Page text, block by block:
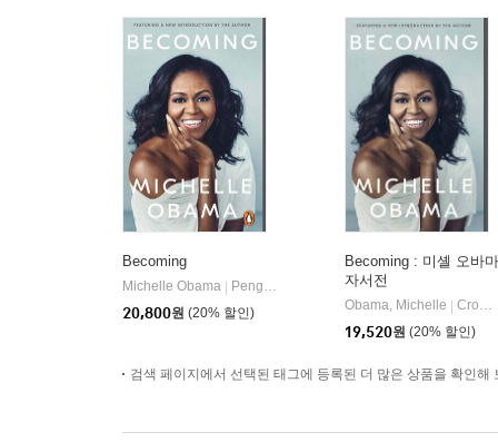
Becoming
Michelle Obama
Penguin Books
20,800원 (20% 할인)
Becoming : 미셸 오바마
자서전
Obama, Michelle
Crown Publishing Group (NY)
19,520원 (20% 할인)
검색 페이지에서 선택된 태그에 등록된 더 많은 상품을 확인해